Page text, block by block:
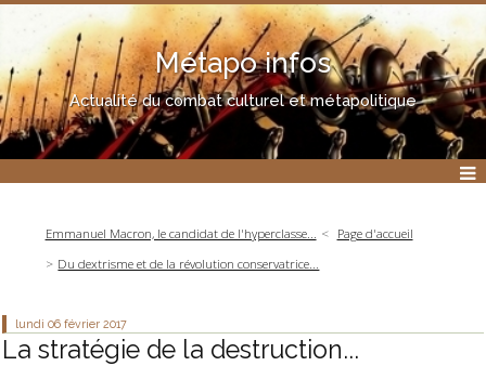
Métapo infos
Actualité du combat culturel et métapolitique
Emmanuel Macron, le candidat de l'hyperclasse...
Page d'accueil
Du dextrisme et de la révolution conservatrice...
lundi 06 février 2017
La stratégie de la destruction...